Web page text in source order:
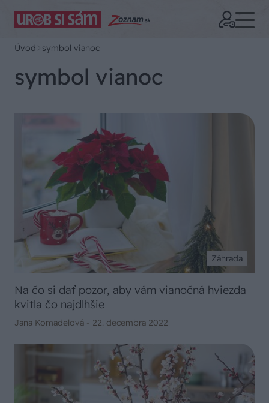
Úvod symbol vianoc
symbol vianoc
Záhrada
Na čo si dať pozor, aby vám vianočná hviezda
kvitla čo najdlhšie
Jana Komadelová - 22. decembra 2022